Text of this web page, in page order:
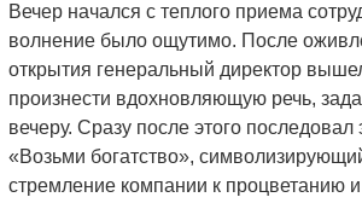
Вечер начался с теплого приема
волнение было ощутимо. После
открытия генеральный директор
произнести вдохновляющую речь,
вечеру. Сразу после этого
«Возьми богатство»,
стремление компании к процветанию и